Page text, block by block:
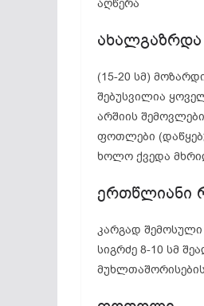
აღწერა
(15-20 სმ)
შებუსვილია
არშიის
ფოთლები
ხოლო ქვედა
ერთწლიანი
კარგად
სიგრძე 8-10 სმ